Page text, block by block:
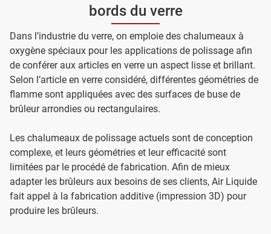
bords du verre
Dans l’industrie du verre, on emploie des chalumeaux à
oxygène spéciaux pour les applications de polissage afin
de conférer aux articles en verre un aspect lisse et brillant.
Selon l’article en verre considéré, différentes géométries de
flamme sont appliquées avec des surfaces de buse de
brûleur arrondies ou rectangulaires.
Les chalumeaux de polissage actuels sont de conception
complexe, et leurs géométries et leur efficacité sont
limitées par le procédé de fabrication. Afin de mieux
adapter les brûleurs aux besoins de ses clients, Air Liquide
fait appel à la fabrication additive (impression 3D) pour
produire les brûleurs.